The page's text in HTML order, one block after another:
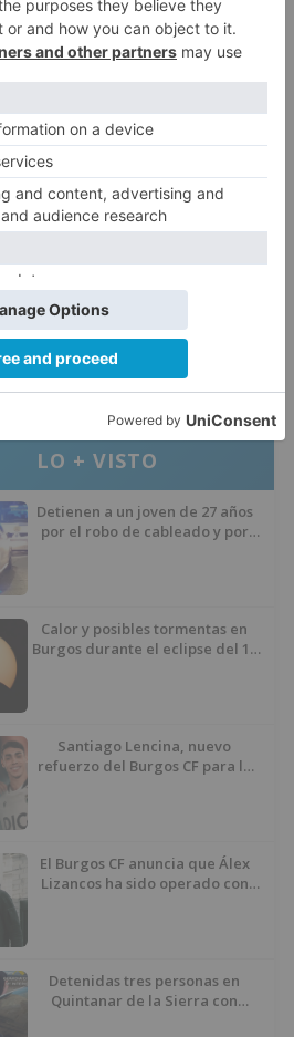
formalizarse mediante el
a
horario deseado. Para
contar con calzado
física adecuada,
del recorrido interior
Sociedad
Innovación
LO + VISTO
Detienen a un joven de 27 años
por el robo de cableado y por
Calor y posibles tormentas en
Burgos durante el eclipse del 12
Santiago Lencina, nuevo
refuerzo del Burgos CF para la
El Burgos CF anuncia que Álex
Lizancos ha sido operado con
Detenidas tres personas en
Quintanar de la Sierra con